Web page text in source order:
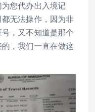
您代办出入境记
无法操作，因为非
，又不知道是那个
，我们一直在做这